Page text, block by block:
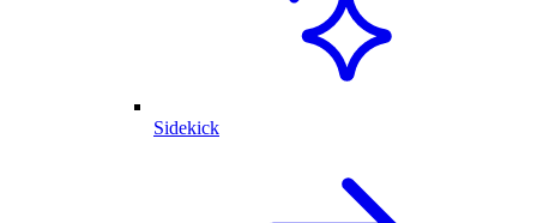
Sidekick